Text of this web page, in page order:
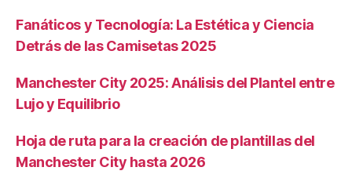
Fanáticos y Tecnología: La Estética y Ciencia
Detrás de las Camisetas 2025
Manchester City 2025: Análisis del Plantel entre
Lujo y Equilibrio
Hoja de ruta para la creación de plantillas del
Manchester City hasta 2026